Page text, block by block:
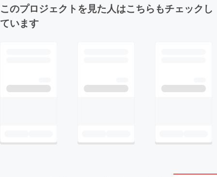
このプロジェクトを見た人はこちらもチェックし
ています